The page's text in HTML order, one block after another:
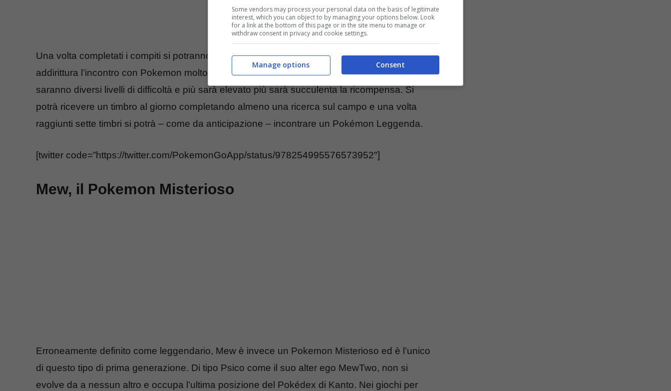
Una volta completati i compiti si potranno ottenere ricompense anche molto preziose come
addirittura l’incontro con Pokemon molto rari come i leggendari e il misterioso Mew. Ci
saranno diversi livelli di difficoltà e più sarà elevato più sarà succulenta la ricompensa. Si
potrà ricevere un timbro al giorno completando almeno una ricerca sul campo e una volta
raggiunti sette timbri si potrà – come da anticipazione – incontrare un Pokémon Leggenda.
[twitter code=”https://twitter.com/PokemonGoApp/status/978254995576573952″]
Mew, il Pokemon Misterioso
Erroneamente definito come leggendario, Mew è invece un Pokemon Misterioso ed è l’unico
di questo tipo di prima generazione. Di tipo Psico come il suo alter ego MewTwo, non si
evolve da a nessun altro e occupa l’ultima posizione del Pokédex di Kanto. Nei giochi per
Some vendors may process your personal data on the basis of legitimate
interest, which you can object to by managing your options below. Look
for a link at the bottom of this page or in the site menu to manage or
withdraw consent in privacy and cookie settings.
Consent
Manage options